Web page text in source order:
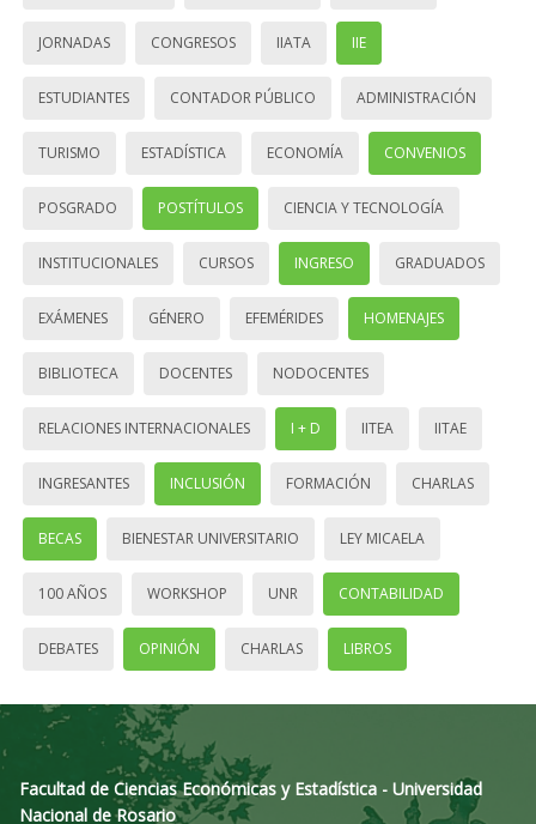
JORNADAS CONGRESOS IIATA IIE
ESTUDIANTES CONTADOR PÚBLICO ADMINISTRACIÓN
TURISMO ESTADÍSTICA ECONOMÍA CONVENIOS
POSGRADO POSTÍTULOS CIENCIA Y TECNOLOGÍA
INSTITUCIONALES CURSOS INGRESO GRADUADOS
EXÁMENES GÉNERO EFEMÉRIDES HOMENAJES
BIBLIOTECA DOCENTES NODOCENTES
RELACIONES INTERNACIONALES I + D IITEA IITAE
INGRESANTES INCLUSIÓN FORMACIÓN CHARLAS
BECAS BIENESTAR UNIVERSITARIO LEY MICAELA
100 AÑOS WORKSHOP UNR CONTABILIDAD
DEBATES OPINIÓN CHARLAS LIBROS
Facultad de Ciencias Económicas y Estadística - Universidad
Nacional de Rosario